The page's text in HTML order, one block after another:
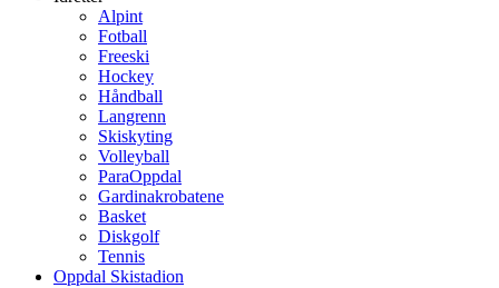
Alpint
Fotball
Freeski
Hockey
Håndball
Langrenn
Skiskyting
Volleyball
ParaOppdal
Gardinakrobatene
Basket
Diskgolf
Tennis
Oppdal Skistadion